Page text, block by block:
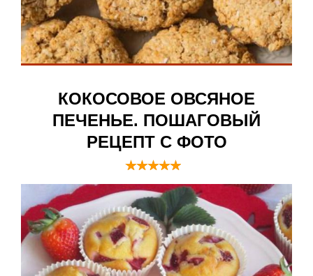
КОКОСОВОЕ ОВСЯНОЕ
ПЕЧЕНЬЕ. ПОШАГОВЫЙ
РЕЦЕПТ С ФОТО